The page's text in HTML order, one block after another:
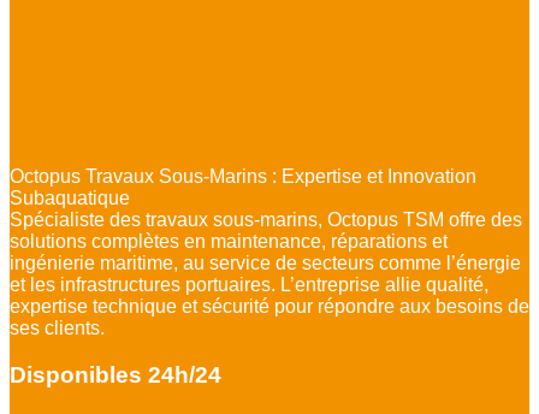
Octopus Travaux Sous-Marins : Expertise et Innovation
Subaquatique
Spécialiste des travaux sous-marins, Octopus TSM offre des
solutions complètes en maintenance, réparations et
ingénierie maritime, au service de secteurs comme l’énergie
et les infrastructures portuaires. L’entreprise allie qualité,
expertise technique et sécurité pour répondre aux besoins de
ses clients.
Disponibles 24h/24